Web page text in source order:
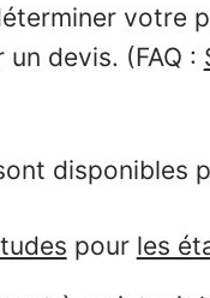
votre
devis. (FAQ :
disponibles
pour les